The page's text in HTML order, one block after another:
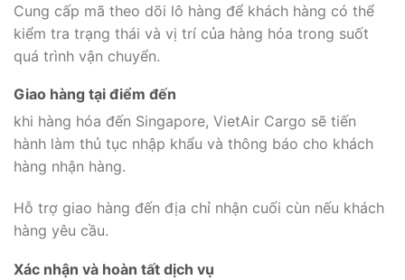
Cung cấp mã theo dõi lô hàng để khách hàng có thể
kiểm tra trạng thái và vị trí của hàng hóa trong suốt
quá trình vận chuyển.
Giao hàng tại điểm đến
khi hàng hóa đến Singapore, VietAir Cargo sẽ tiến
hành làm thủ tục nhập khẩu và thông báo cho khách
hàng nhận hàng.
Hỗ trợ giao hàng đến địa chỉ nhận cuối cùn nếu khách
hàng yêu cầu.
Xác nhận và hoàn tất dịch vụ